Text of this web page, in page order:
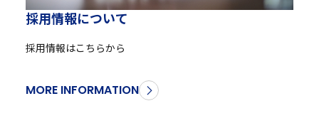
採用情報について
採用情報はこちらから
MORE INFORMATION